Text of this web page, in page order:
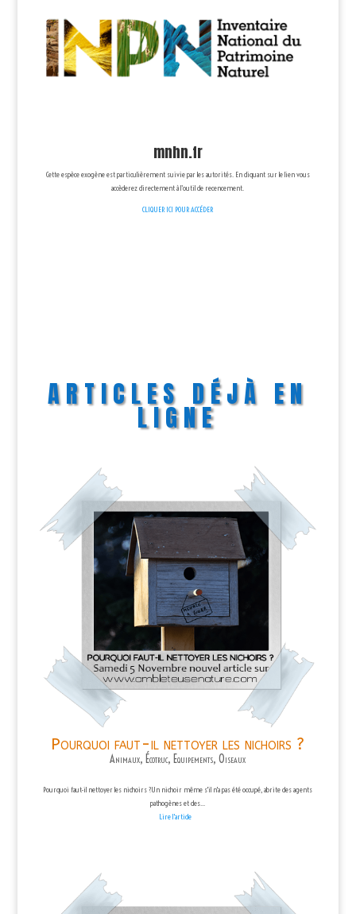
mnhn.fr
Cette espèce exogène est particulièrement suivie par les autorités. En cliquant sur le lien vous
accèderez directement à l’outil de recencement.
CLIQUER ICI POUR ACCÉDER
ARTICLES DÉJÀ EN
LIGNE
Pourquoi faut-il nettoyer les nichoirs ?
Animaux, Écotruc, Equipements,Oiseaux
Pourquoi faut-il nettoyer les nichoirs ?Un nichoir même s'il n'a pas été occupé, abrite des agents
pathogènes et des...
Lire l'article